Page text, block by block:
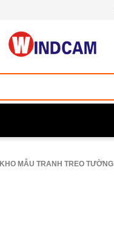
KHO MẪU TRANH TREO TƯỜNG